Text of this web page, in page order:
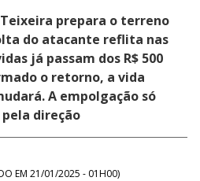
prepara o terreno
do atacante reflita nas
já passam dos R$ 500
o retorno, a vida
A empolgação só
direção
EM 21/01/2025 - 01H00)